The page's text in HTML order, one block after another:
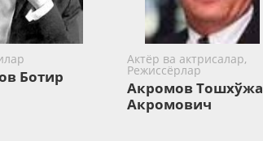
Ботир
Актёр ва актрисалар,
Режиссёрлар
Акромов Тошхўжа
Акромович